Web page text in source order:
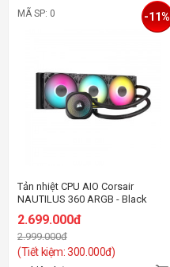
MÃ SP: 0
Tản nhiệt CPU AIO Corsair
NAUTILUS 360 ARGB - Black
2.699.000đ
2.999.000đ
(Tiết kiệm: 300.000đ)
-11%